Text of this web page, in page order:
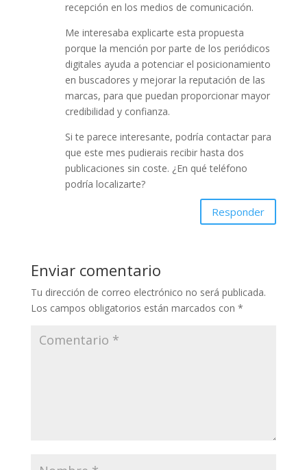
recepción en los medios de comunicación.
Me interesaba explicarte esta propuesta
porque la mención por parte de los periódicos
digitales ayuda a potenciar el posicionamiento
en buscadores y mejorar la reputación de las
marcas, para que puedan proporcionar mayor
credibilidad y confianza.
Si te parece interesante, podría contactar para
que este mes pudierais recibir hasta dos
publicaciones sin coste. ¿En qué teléfono
podría localizarte?
Responder
Enviar comentario
Tu dirección de correo electrónico no será publicada.
Los campos obligatorios están marcados con *